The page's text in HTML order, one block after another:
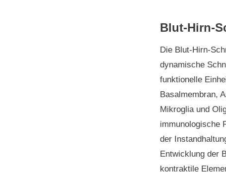
Blut-Hirn-
Die Blut-Hirn-
dynamische
funktionelle
Basalmembran,
Mikroglia und
immunologische
der
Entwicklung der
kontraktile